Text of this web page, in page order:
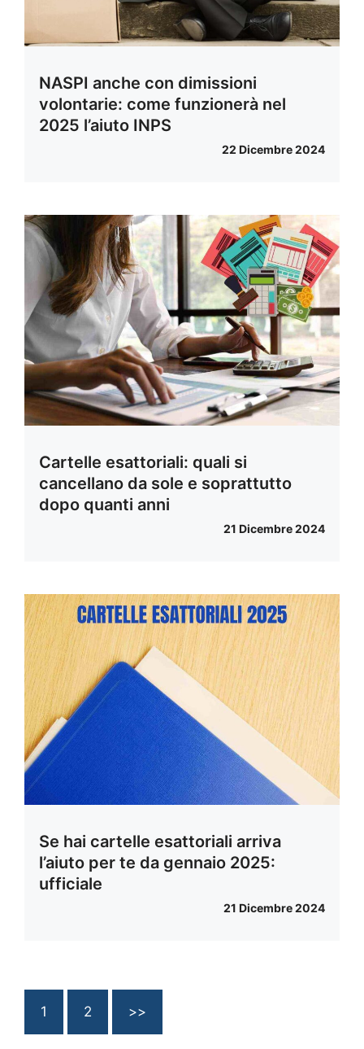
NASPI anche con dimissioni
volontarie: come funzionerà nel
2025 l’aiuto INPS
22 Dicembre 2024
Cartelle esattoriali: quali si
cancellano da sole e soprattutto
dopo quanti anni
21 Dicembre 2024
Se hai cartelle esattoriali arriva
l’aiuto per te da gennaio 2025:
ufficiale
21 Dicembre 2024
1 2 >>